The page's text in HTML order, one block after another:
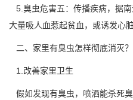
5.臭虫危害五：传播疾病，据
大量吸人血惹起贫血，或诱发心
二、家里有臭虫怎样彻底消灭？
1.改善家里卫生
假如发现有臭虫，喷洒能杀死